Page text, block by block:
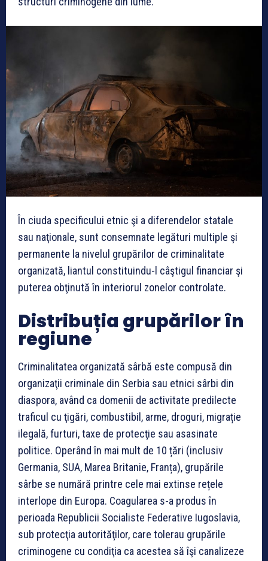
În ciuda specificului etnic şi a diferendelor statale
sau naţionale, sunt consemnate legături multiple şi
permanente la nivelul grupărilor de criminalitate
organizată, liantul constituindu-l câştigul financiar şi
puterea obţinută în interiorul zonelor controlate.
Distribuția grupărilor în
regiune
Criminalitatea organizată sârbă este compusă din
organizaţii criminale din Serbia sau etnici sârbi din
diaspora, având ca domenii de activitate predilecte
traficul cu ţigări, combustibil, arme, droguri, migrație
ilegală, furturi, taxe de protecţie sau asasinate
politice. Operând în mai mult de 10 țări (inclusiv
Germania, SUA, Marea Britanie, Franța), grupările
sârbe se numără printre cele mai extinse rețele
interlope din Europa. Coagularea s-a produs în
perioada Republicii Socialiste Federative Iugoslavia,
sub protecţia autorităţilor, care tolerau grupările
criminogene cu condiţia ca acestea să îşi canalizeze